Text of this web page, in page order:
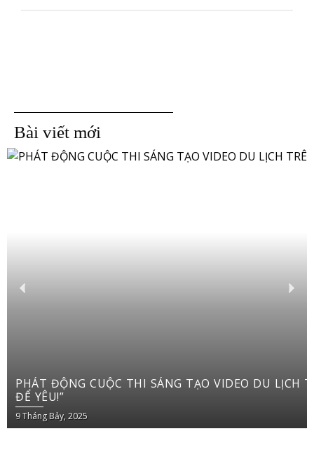
Bài viết mới
PHÁT ĐỘNG CUỘC THI SÁNG TẠO VIDEO DU LỊCH TRÊN YOUTUBE SHORTS “VIỆT NAM: ĐI
ĐỂ YÊU!”
9 Tháng Bảy, 2025